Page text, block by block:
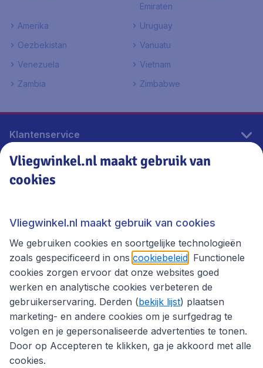
Emiraten
Amerika
Uruguay
Oezbekistan
Vanuatu
Venezuela
Vietnam
Zambia
Zimbabwe
Klantenservice
Vliegwinkel.nl
Thema's
Vliegwinkel.nl maakt gebruik van
cookies
Vliegwinkel.nl maakt gebruik van cookies
We gebruiken cookies en soortgelijke technologieën
zoals gespecificeerd in ons cookiebeleid . Functionele
cookies zorgen ervoor dat onze websites goed
werken en analytische cookies verbeteren de
gebruikerservaring. Derden (bekijk lijst) plaatsen
marketing- en andere cookies om je surfgedrag te
volgen en je gepersonaliseerde advertenties te tonen.
Door op Accepteren te klikken, ga je akkoord met alle
cookies.